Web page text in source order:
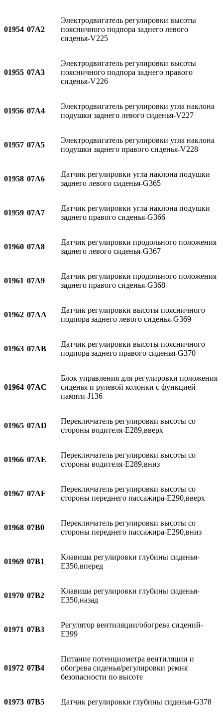
01954 07A2
Электродвигатель регулировки высоты
поясничного подпора заднего левого
сиденья-V225
01955 07A3
Электродвигатель регулировки высоты
поясничного подпора заднего правого
сиденья-V226
01956 07A4
Электродвигатель регулировки угла наклона
подушки заднего левого сиденья-V227
01957 07A5
Электродвигатель регулировки угла наклона
подушки заднего правого сиденья-V228
01958 07A6
Датчик регулировки угла наклона подушки
заднего левого сиденья-G365
01959 07A7
Датчик регулировки угла наклона подушки
заднего правого сиденья-G366
01960 07A8
Датчик регулировки продольного положения
заднего левого сиденья-G367
01961 07A9
Датчик регулировки продольного положения
заднего правого сиденья-G368
01962 07AA
Датчик регулировки высоты поясничного
подпора заднего левого сиденья-G369
01963 07AB
Датчик регулировки высоты поясничного
подпора заднего правого сиденья-G370
01964 07AC
Блок управления для регулировки положения
сиденья и рулевой колонки с функцией
памяти-J136
01965 07AD
Переключатель регулировки высоты со
стороны водителя-E289,вверх
01966 07AE
Переключатель регулировки высоты со
стороны водителя-E289,вниз
01967 07AF
Переключатель регулировки высоты со
стороны переднего пассажира-E290,вверх
01968 07B0
Переключатель регулировки высоты со
стороны переднего пассажира-E290,вниз
01969 07B1
Клавиша регулировки глубины сиденья-
E350,вперед
01970 07B2
Клавиша регулировки глубины сиденья-
E350,назад
01971 07B3
Регулятор вентиляции/обогрева сидений-
E399
01972 07B4
Питание потенциометра вентиляции и
обогрева сиденья/регулировки ремня
безопасности по высоте
01973 07B5 Датчик регулировки глубины сиденья-G378